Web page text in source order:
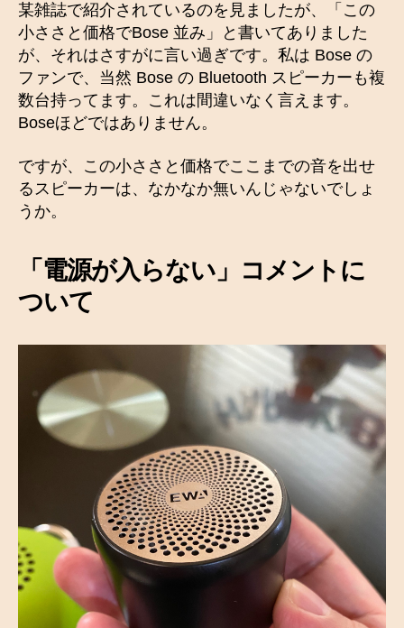
某雑誌で紹介されているのを見ましたが、「この
小ささと価格でBose 並み」と書いてありました
が、それはさすがに言い過ぎです。私は Bose の
ファンで、当然 Bose の Bluetooth スピーカーも複
数台持ってます。これは間違いなく言えます。
Boseほどではありません。
ですが、この小ささと価格でここまでの音を出せ
るスピーカーは、なかなか無いんじゃないでしょ
うか。
「電源が入らない」コメント に
ついて